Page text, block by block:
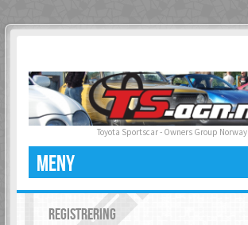
Toyota Sportscar - Owners Group Norway
MENY
REGISTRERING